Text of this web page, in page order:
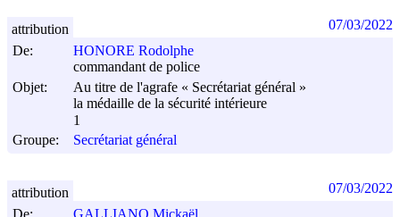
De:
HONORE Rodolphe
commandant de police
Objet:
Au titre de l'agrafe « Secrétariat général »
la médaille de la sécurité intérieure
1
Groupe:
Secrétariat général
attribution 07/03/2022
De:
attribution 07/03/2022